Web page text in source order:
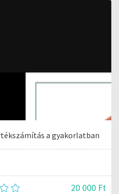
a gyakorlatban
20 000 Ft